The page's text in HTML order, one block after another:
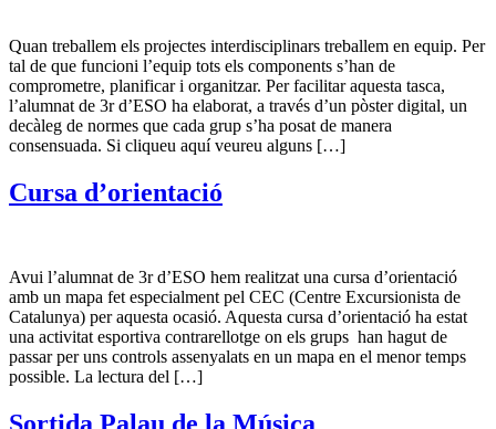
Quan treballem els projectes interdisciplinars treballem en equip. Per
tal de que funcioni l’equip tots els components s’han de
comprometre, planificar i organitzar. Per facilitar aquesta tasca,
l’alumnat de 3r d’ESO ha elaborat, a través d’un pòster digital, un
decàleg de normes que cada grup s’ha posat de manera
consensuada. Si cliqueu aquí veureu alguns […]
Cursa d’orientació
Avui l’alumnat de 3r d’ESO hem realitzat una cursa d’orientació
amb un mapa fet especialment pel CEC (Centre Excursionista de
Catalunya) per aquesta ocasió. Aquesta cursa d’orientació ha estat
una activitat esportiva contrarellotge on els grups han hagut de
passar per uns controls assenyalats en un mapa en el menor temps
possible. La lectura del […]